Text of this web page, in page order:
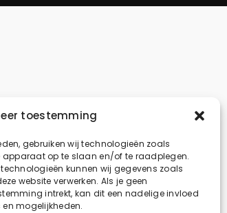
toestemming
gebruiken wij technologieën zoals
apparaat op te slaan en/of te raadplegen.
kunnen wij gegevens zoals
website verwerken. Als je geen
intrekt, kan dit een nadelige invloed
mogelijkheden.